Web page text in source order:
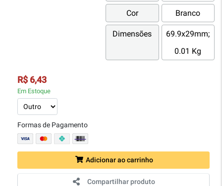
Cor Branco
Dimensões
69.9x29mm;
0.01 Kg
R$ 6,43
Em Estoque
Formas de Pagamento
Adicionar ao carrinho
Compartilhar produto